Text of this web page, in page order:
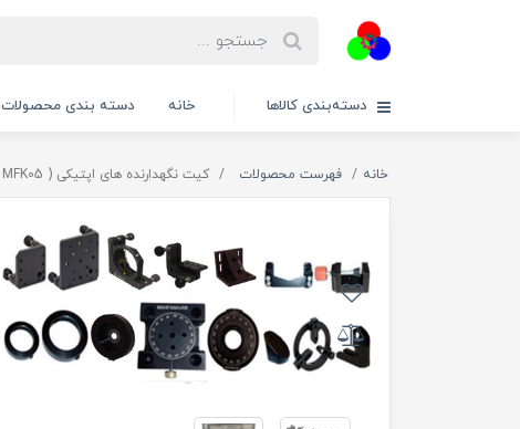
دسته‌بندی کالاها خانه دسته بندی محصولات
خانه فهرست محصولات کیت نگهدارنده های اپتیکی ( MFK05 )